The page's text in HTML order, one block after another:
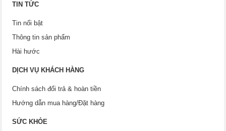
TIN TỨC
Tin nổi bật
Thông tin sản phẩm
Hài hước
DỊCH VỤ KHÁCH HÀNG
Chính sách đổi trả & hoàn tiền
Hướng dẫn mua hàng/Đặt hàng
SỨC KHỎE